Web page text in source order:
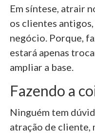
Em síntese, atrair
os clientes
negócio. Porque,
estará apenas
ampliar a base.
Fazendo a
Ninguém tem
atração de cliente,